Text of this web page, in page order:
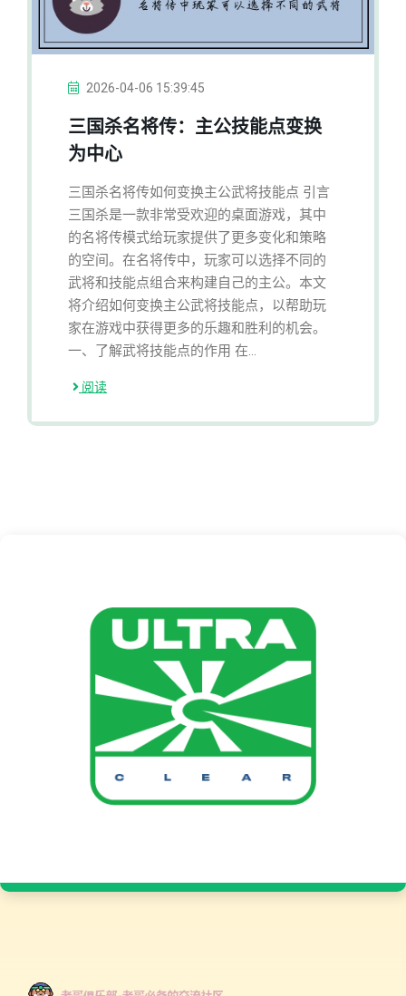
2026-04-06 15:39:45
三国杀名将传：主公技能点变换
为中心
三国杀名将传如何变换主公武将技能点 引言
三国杀是一款非常受欢迎的桌面游戏，其中
的名将传模式给玩家提供了更多变化和策略
的空间。在名将传中，玩家可以选择不同的
武将和技能点组合来构建自己的主公。本文
将介绍如何变换主公武将技能点，以帮助玩
家在游戏中获得更多的乐趣和胜利的机会。
一、了解武将技能点的作用 在...
阅读